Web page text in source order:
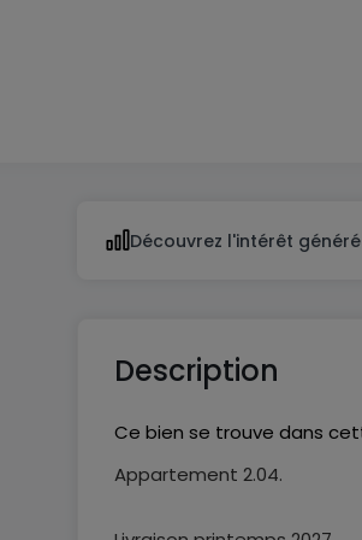
Découvrez l'intérêt
Description
Ce bien se trouve dans
Appartement 2.04.